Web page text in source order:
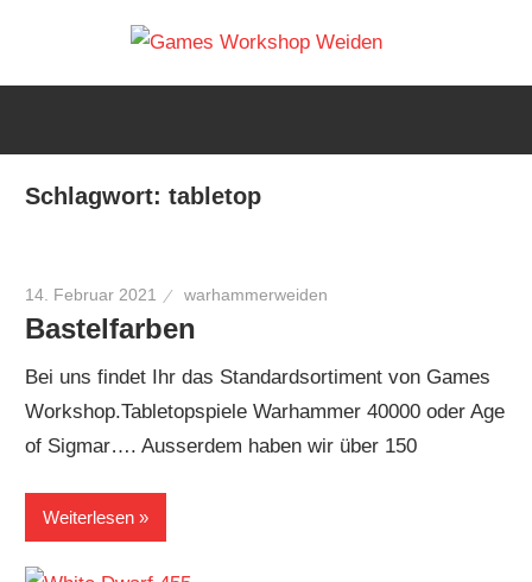
springen
in
Schlagwort:tabletop
14. Februar 2021 warhammerweiden
Bastelfarben
Bei uns findet Ihr das Standardsortiment von Games
Workshop.Tabletopspiele Warhammer 40000 oder Age
of Sigmar…. Ausserdem haben wir über 150
Weiterlesen